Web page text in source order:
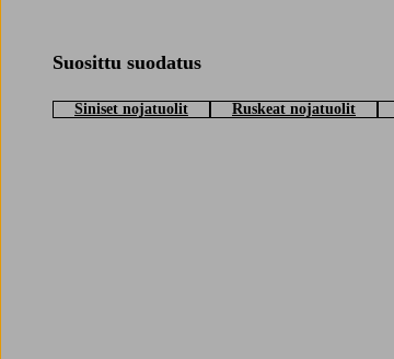
Suosittu suodatus
Siniset nojatuolit Ruskeat nojatuolit